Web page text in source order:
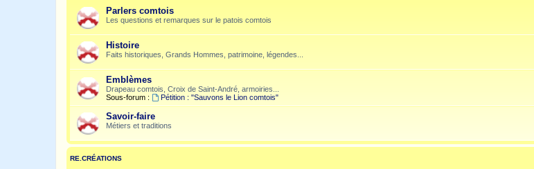
Parlers comtois
Les questions et remarques sur le patois comtois
Histoire
Faits historiques, Grands Hommes, patrimoine, légendes...
Emblèmes
Drapeau comtois, Croix de Saint-André, armoiries...
Sous-forum :
Pétition : "Sauvons le Lion comtois"
Savoir-faire
Métiers et traditions
RE.CRÉATIONS